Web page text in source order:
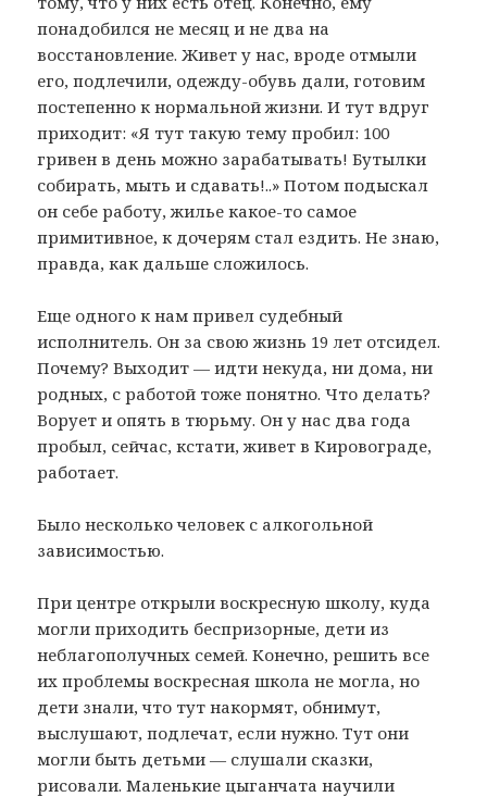
понадобился не месяц и не два на
восстановление. Живет у нас, вроде отмыли
его, подлечили, одежду-обувь дали, готовим
постепенно к нормальной жизни. И тут вдруг
приходит: «Я тут такую тему пробил: 100
гривен в день можно зарабатывать! Бутылки
собирать, мыть и сдавать!..» Потом подыскал
он себе работу, жилье какое-то самое
примитивное, к дочерям стал ездить. Не знаю,
правда, как дальше сложилось.
Еще одного к нам привел судебный
исполнитель. Он за свою жизнь 19 лет отсидел.
Почему? Выходит — идти некуда, ни дома, ни
родных, с работой тоже понятно. Что делать?
Ворует и опять в тюрьму. Он у нас два года
пробыл, сейчас, кстати, живет в Кировограде,
работает.
Было несколько человек с алкогольной
зависимостью.
При центре открыли воскресную школу, куда
могли приходить беспризорные, дети из
неблагополучных семей. Конечно, решить все
их проблемы воскресная школа не могла, но
дети знали, что тут накормят, обнимут,
выслушают, подлечат, если нужно. Тут они
могли быть детьми — слушали сказки,
рисовали. Маленькие цыганчата научили